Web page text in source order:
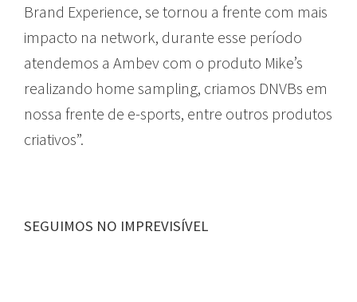
Brand Experience, se tornou a frente com mais
impacto na network, durante esse período
atendemos a Ambev com o produto Mike’s
realizando home sampling, criamos DNVBs em
nossa frente de e-sports, entre outros produtos
criativos”.
SEGUIMOS NO IMPREVISÍVEL